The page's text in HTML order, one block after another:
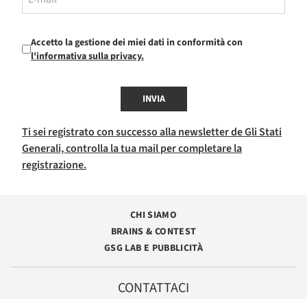
Accetto la gestione dei miei dati in conformità con
l'informativa sulla privacy.
INVIA
Ti sei registrato con successo alla newsletter de Gli Stati
Generali, controlla la tua mail per completare la
registrazione.
CHI SIAMO
BRAINS & CONTEST
GSG LAB E PUBBLICITÀ
CONTATTACI